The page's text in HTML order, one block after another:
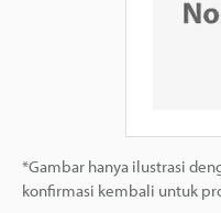
*Gambar hanya ilustrasi
konfirmasi kembali untuk